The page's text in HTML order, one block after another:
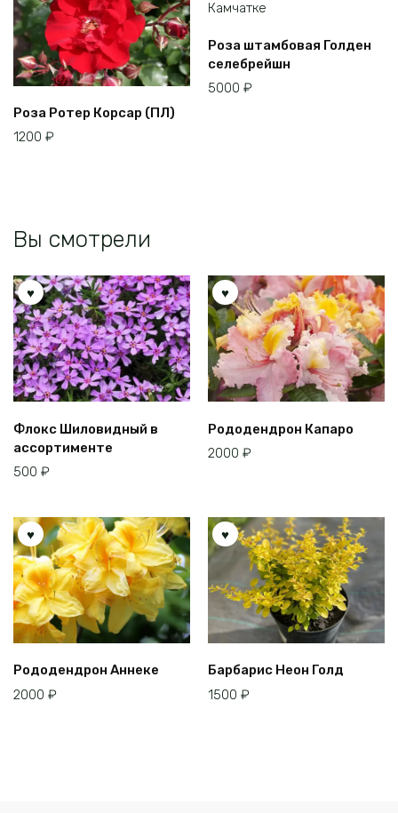
Роза Ротер Корсар (ПЛ)
1200 ₽
Роза штамбовая Голден
селебрейшн
5000 ₽
Вы смотрели
Флокс Шиловидный в
ассортименте
500 ₽
Рододендрон Капаро
2000 ₽
Рододендрон Аннеке
2000 ₽
Барбарис Неон Голд
1500 ₽